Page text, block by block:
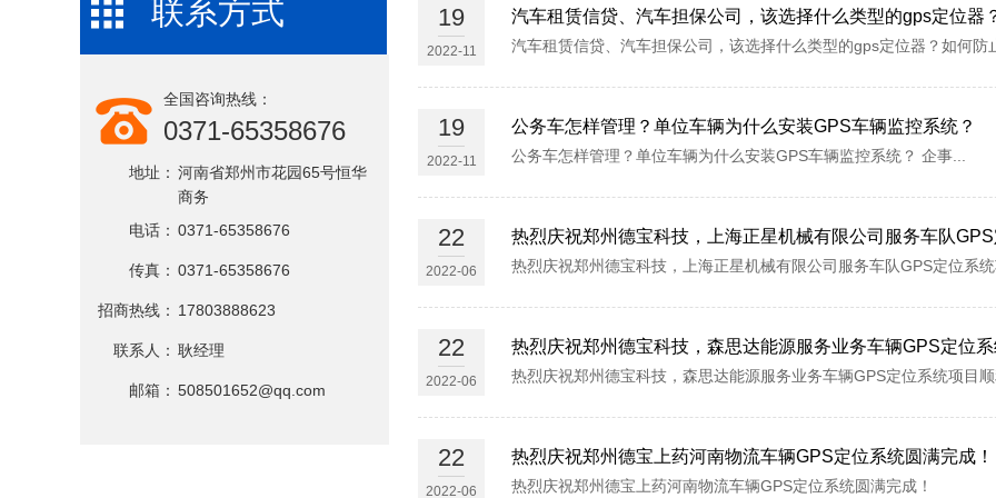
联系方式
全国咨询热线：
0371-65358676
地址： 河南省郑州市花园65号恒华
商务
电话： 0371-65358676
传真： 0371-65358676
招商热线： 17803888623
联系人： 耿经理
邮箱： 508501652@qq.com
19
2022-11
汽车租赁信贷、汽车担保公司，该选择什么类型的gps定位器
汽车租赁信贷、汽车担保公司，该选择什么类型的gps定位器？如何防
19
2022-11
公务车怎样管理？单位车辆为什么安装GPS车辆监控系统？
公务车怎样管理？单位车辆为什么安装GPS车辆监控系统？ 企事...
22
2022-06
热烈庆祝郑州德宝科技，上海正星机械有限公司服务车队
热烈庆祝郑州德宝科技，上海正星机械有限公司服务车队GPS定位系
22
2022-06
热烈庆祝郑州德宝科技，森思达能源服务业务车辆GPS定位
热烈庆祝郑州德宝科技，森思达能源服务业务车辆GPS定位系统项目
22
2022-06
热烈庆祝郑州德宝上药河南物流车辆GPS定位系统圆满完成！
热烈庆祝郑州德宝上药河南物流车辆GPS定位系统圆满完成！